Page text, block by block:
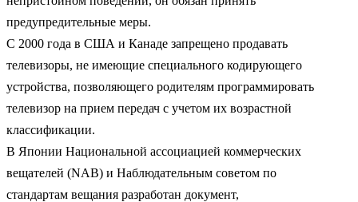
предупредительные меры.
С 2000 года в США и Канаде запрещено продавать
телевизоры, не имеющие специального кодирующего
устройства, позволяющего родителям программировать
телевизор на прием передач с учетом их возрастной
классификации.
В Японии Национальной ассоциацией коммерческих
вещателей (NAB) и Наблюдательным советом по
стандартам вещания разработан документ,